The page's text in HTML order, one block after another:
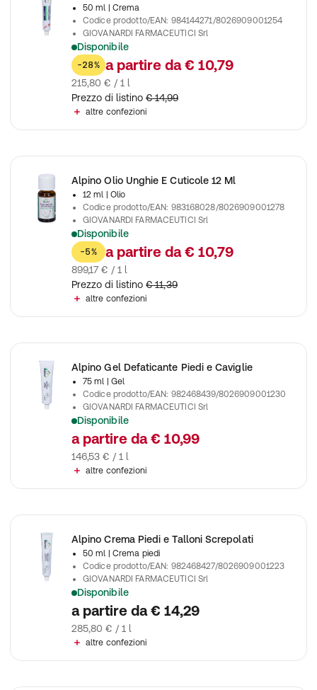
50 ml
| Crema
Codice prodotto/EAN: 984144271/8026909001254
GIOVANARDI FARMACEUTICI Srl
Disponibile
Alpino Crema Cbd Articolazioni
-28% a partire da € 10,79
215,80 € / 1 l
Prezzo di listino € 14,99
altre confezioni
Alpino Olio Unghie E Cuticole 12 Ml
12 ml
| Olio
Codice prodotto/EAN: 983168028/8026909001278
GIOVANARDI FARMACEUTICI Srl
Disponibile
Alpino Olio Unghie E Cuticole
-5% a partire da € 10,79
899,17 € / 1 l
Prezzo di listino € 11,39
altre confezioni
Alpino Gel Defaticante Piedi e Caviglie
75 ml
| Gel
Codice prodotto/EAN: 982468439/8026909001230
GIOVANARDI FARMACEUTICI Srl
Disponibile
La combinazione degli ingredienti, tra cui mentolo, caffeina
a partire da € 10,99
146,53 € / 1 l
altre confezioni
Alpino Crema Piedi e Talloni Screpolati
50 ml
| Crema piedi
Codice prodotto/EAN: 982468427/8026909001223
GIOVANARDI FARMACEUTICI Srl
Disponibile
Una combinazione di ingredienti naturali e attivi specifici
a partire da € 14,29
285,80 € / 1 l
altre confezioni